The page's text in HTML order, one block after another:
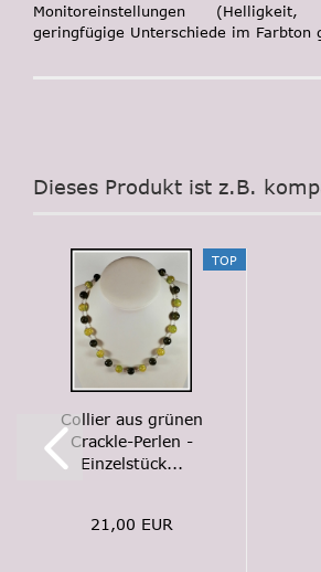
Monitoreinstellungen
geringfügige Unterschiede im Farbton
Dieses Produkt ist z.B.
TOP
Collier aus grünen
Crackle-Perlen -
Einzelstück...
21,00 EUR